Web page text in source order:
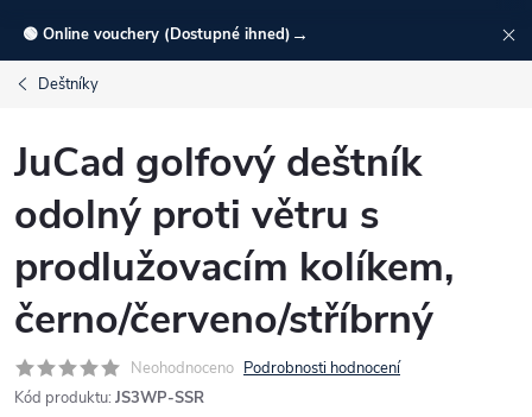
🟢 Online vouchery (Dostupné ihned) →
Deštníky
JuCad golfový deštník
odolný proti větru s
prodlužovacím kolíkem,
černo/červeno/stříbrný
Neohodnoceno Podrobnosti hodnocení
Kód produktu: JS3WP-SSR